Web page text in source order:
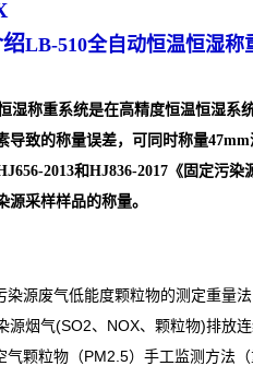
LB-510全自动恒温恒湿称
湿称重系统是在高精度恒温恒湿系
导致的称量误差，可同时称量47mm
2013和HJ836-2017 《固定污
源采样样品的称量。
染源废气低能度颗粒物的测定重量法
源烟气(SO2、 NOX、颗粒物)排放
气颗粒物（PM2.5）手工监测方法